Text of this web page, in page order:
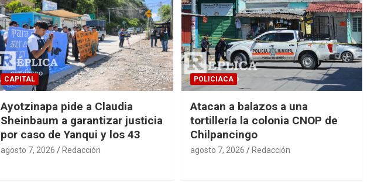
CAPITAL
Ayotzinapa pide a Claudia
Sheinbaum a garantizar justicia
por caso de Yanqui y los 43
agosto 7, 2026 Redacción
POLICIACA
Atacan a balazos a una
tortillería la colonia CNOP de
Chilpancingo
agosto 7, 2026 Redacción